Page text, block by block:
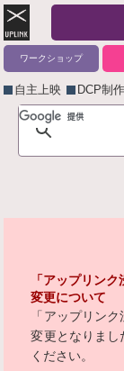
ワークショップ
自主上映 DCP制
「アップリン
変更について
「アップリン
変更となりまし
ください。